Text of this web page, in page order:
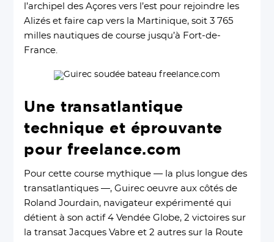
l’archipel des Açores vers l’est pour rejoindre les
Alizés et faire cap vers la Martinique, soit 3 765
milles nautiques de course jusqu’à Fort-de-
France.
Une transatlantique
technique et éprouvante
pour freelance.com
Pour cette course mythique — la plus longue des
transatlantiques —, Guirec oeuvre aux côtés de
Roland Jourdain, navigateur expérimenté qui
détient à son actif 4 Vendée Globe, 2 victoires sur
la transat Jacques Vabre et 2 autres sur la Route